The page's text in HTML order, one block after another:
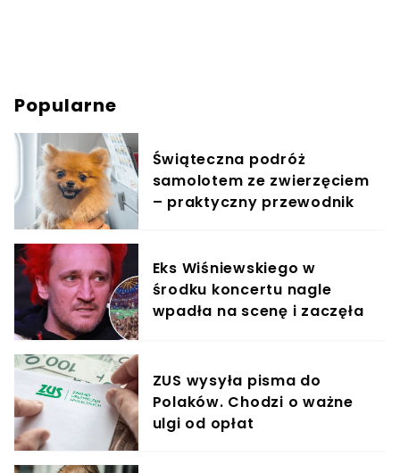
Popularne
Świąteczna podróż
samolotem ze zwierzęciem
– praktyczny przewodnik
Eks Wiśniewskiego w
środku koncertu nagle
wpadła na scenę i zaczęła
ZUS wysyła pisma do
Polaków. Chodzi o ważne
ulgi od opłat